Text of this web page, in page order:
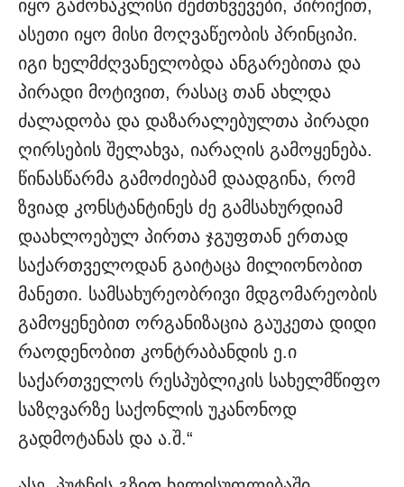
იყო გამონაკლისი შემთხვევები, პირიქით,
ასეთი იყო მისი მოღვაწეობის პრინციპი.
იგი ხელმძღვანელობდა ანგარებითა და
პირადი მოტივით, რასაც თან ახლდა
ძალადობა და დაზარალებულთა პირადი
ღირსების შელახვა, იარაღის გამოყენება.
წინასწარმა გამოძიებამ დაადგინა, რომ
ზვიად კონსტანტინეს ძე გამსახურდიამ
დაახლოებულ პირთა ჯგუფთან ერთად
საქართველოდან გაიტაცა მილიონობით
მანეთი. სამსახურეობრივი მდგომარეობის
გამოყენებით ორგანიზაცია გაუკეთა დიდი
რაოდენობით კონტრაბანდის ე.ი
საქართველოს რესპუბლიკის სახელმწიფო
საზღვარზე საქონლის უკანონოდ
გადმოტანას და ა.შ.“